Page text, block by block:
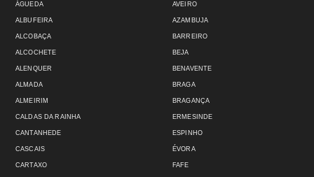
ÁGUEDA
ALBUFEIRA
ALCOBAÇA
ALCOCHETE
ALENQUER
ALMADA
ALMEIRIM
AVEIRO
AZAMBUJA
BARREIRO
BEJA
BENAVENTE
BRAGA
BRAGANÇA
CALDAS DA RAINHA
CANTANHEDE
CASCAIS
CARTAXO
ERMESINDE
ESPINHO
ÉVORA
FAFE